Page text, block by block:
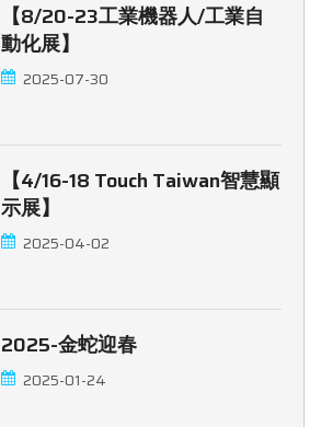
【8/20-23工業機器人/工業自
動化展】
2025-07-30
【4/16-18 Touch Taiwan智慧顯
示展】
2025-04-02
2025-金蛇迎春
2025-01-24